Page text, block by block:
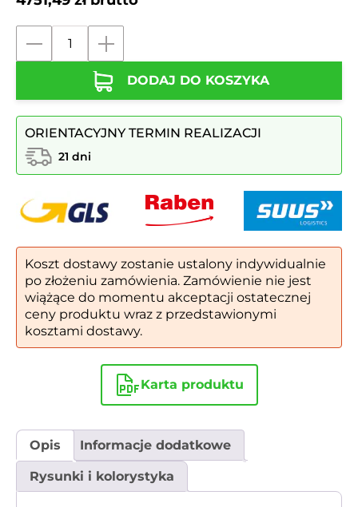
segregacyjny
ZEUS
I
pojemność:
3x80l
napisy
wycinka
DODAJ DO KOSZYKA
ORIENTACYJNY TERMIN REALIZACJI
21 dni
Koszt dostawy zostanie ustalony indywidualnie
po złożeniu zamówienia. Zamówienie nie jest
wiążące do momentu akceptacji ostatecznej
ceny produktu wraz z przedstawionymi
kosztami dostawy.
Karta produktu
Opis Informacje dodatkowe
Rysunki i kolorystyka